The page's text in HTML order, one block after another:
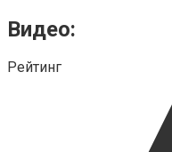
Видео:
Рейтинг